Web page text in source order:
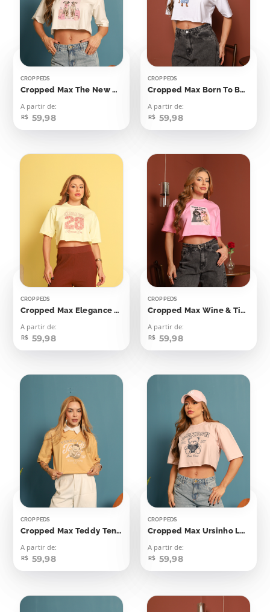
CROPPEDS
Cropped Max The New Yorker Dálmatas
A partir de:
R$ 59,98
CROPPEDS
Cropped Max Born To Be Extra
A partir de:
R$ 59,98
CROPPEDS
Cropped Max Elegance 28
A partir de:
R$ 59,98
CROPPEDS
Cropped Max Wine & Time Chill Cachorrinhos
A partir de:
R$ 59,98
CROPPEDS
Cropped Max Teddy Tennis Club
A partir de:
R$ 59,98
CROPPEDS
Cropped Max Ursinho London
A partir de:
R$ 59,98